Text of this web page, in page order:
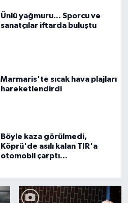
Ünlü yağmuru... Sporcu ve
sanatçılar iftarda buluştu
Marmaris'te sıcak hava plajları
hareketlendirdi
Böyle kaza görülmedi,
Köprü'de asılı kalan TIR'a
otomobil çarptı...